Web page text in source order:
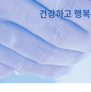
건강하고 행